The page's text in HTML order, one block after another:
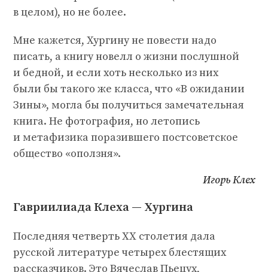
в целом), но не более.
Мне кажется, Хургину не повести надо
писать, а книгу новелл о жизни послушной
и бедной, и если хоть несколько из них
были бы такого же класса, что «В ожидании
Зины», могла бы получиться замечательная
книга. Не фотография, но летопись
и метафизика поразившего постсоветское
общество «оползня».
Игорь Клех
Гавриилиада Клеха — Хургина
Последняя четверть XX столетия дала
русской литературе четырех блестящих
рассказчиков. Это Вячеслав Пьецух,